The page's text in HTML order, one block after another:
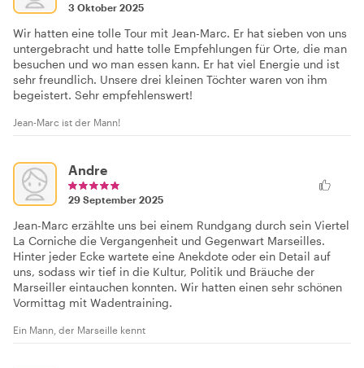
3 Oktober 2025
Wir hatten eine tolle Tour mit Jean-Marc. Er hat sieben von uns
untergebracht und hatte tolle Empfehlungen für Orte, die man
besuchen und wo man essen kann. Er hat viel Energie und ist
sehr freundlich. Unsere drei kleinen Töchter waren von ihm
begeistert. Sehr empfehlenswert!
Jean-Marc ist der Mann!
Andre
29 September 2025
Jean-Marc erzählte uns bei einem Rundgang durch sein Viertel
La Corniche die Vergangenheit und Gegenwart Marseilles.
Hinter jeder Ecke wartete eine Anekdote oder ein Detail auf
uns, sodass wir tief in die Kultur, Politik und Bräuche der
Marseiller eintauchen konnten. Wir hatten einen sehr schönen
Vormittag mit Wadentraining.
Ein Mann, der Marseille kennt